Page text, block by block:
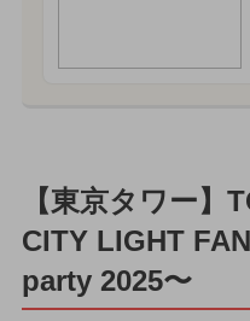
【東京タワー】
CITY LIGHT
party 2025〜